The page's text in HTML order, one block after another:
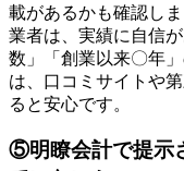
載があるかも確認し
業者は、実績に自信
数」「創業以来〇年
は、口コミサイトや
ると安心です。
⑤明瞭会計で提示